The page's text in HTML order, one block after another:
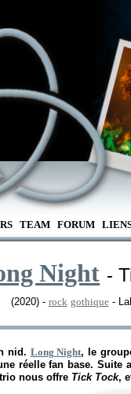
TEAM FORUM
Night -
(2020) - rock gothique -
nid. Long Night, le
réelle fan base. Suite
nous offre Tick Tock,